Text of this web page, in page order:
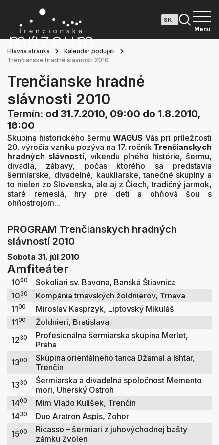
Menu
Hlavná stránka
Kalendár podujatí
Trenčianske hradné slávnosti 2010
Trenčianske hradné
slávnosti 2010
Termín: od 31.7.2010, 09:00 do 1.8.2010,
16:00
Skupina historického šermu WAGUS Vás pri príležitosti
20. výročia vzniku pozýva na 17. ročník Trenčianskych
hradných slávností, víkendu plného histórie, šermu,
divadla, zábavy, počas ktorého sa predstavia
šermiarske, divadelné, kaukliarske, tanečné skupiny a
to nielen zo Slovenska, ale aj z Čiech, tradičný jarmok,
staré remeslá, hry pre deti a ohňová šou s
ohňostrojom...
PROGRAM Trenčianskych hradných
slávností 2010
Sobota 31. júl 2010
Amfiteáter
1000
Sokoliari sv. Bavona, Banská Štiavnica
1030
Kompánia trnavských žoldnierov, Trnava
1100
Miroslav Kasprzyk, Liptovský Mikuláš
1130
Žoldnieri, Bratislava
1230
Profesionálna šermiarska skupina Merlet,
Praha
1300
Skupina orientálneho tanca Džamal a Ishtar,
Trenčín
1330
Šermiarska a divadelná spoločnosť Memento
mori, Uherský Ostroh
1400
Mím Vlado Kulíšek, Trenčín
1430
Duo Aratron Aspis, Zohor
1500
Ricasso – šermiari z juhovýchodnej bašty
zámku Zvolen